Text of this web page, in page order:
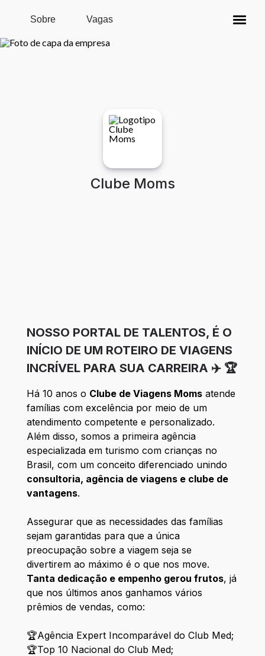
Pular para o conteúdo principal
Sobre Vagas
Clube Moms
NOSSO PORTAL DE TALENTOS, É O
INÍCIO DE UM ROTEIRO DE VIAGENS
INCRÍVEL PARA SUA CARREIRA ✈️ 🏆
Há 10 anos o Clube de Viagens Momsatende
famílias com excelência por meio de um
atendimento competente e personalizado.
Além disso, somos a primeira agência
especializada em turismo com crianças no
Brasil, com um conceito diferenciado unindo
consultoria, agência de viagens e clube de
vantagens.
Assegurar que as necessidades das famílias
sejam garantidas para que a única
preocupação sobre a viagem seja se
divertirem ao máximo é o que nos move.
Tanta dedicação e empenho gerou frutos, já
que nos últimos anos ganhamos vários
prêmios de vendas, como:
🏆Agência Expert Incomparável do Club Med;
🏆Top 10 Nacional do Club Med;